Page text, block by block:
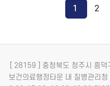
1 2
[ 28159 ] 충청북도 청주시 흥
보건의료행정타운 내 질병관리청